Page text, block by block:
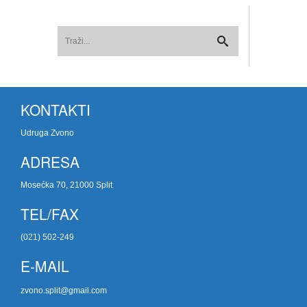
KONTAKTI
Udruga Zvono
ADRESA
Mosećka 70, 21000 Split
TEL/FAX
(021) 502-249
E-MAIL
zvono.split@gmail.com